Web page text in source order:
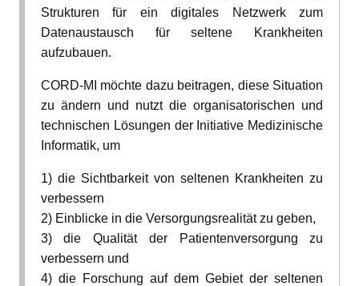
Strukturen für ein digitales Netzwerk zum
Datenaustausch für seltene Krankheiten
aufzubauen.
CORD-MI möchte dazu beitragen, diese Situation
zu ändern und nutzt die organisatorischen und
technischen Lösungen der Initiative Medizinische
Informatik, um
1) die Sichtbarkeit von seltenen Krankheiten zu
verbessern
2) Einblicke in die Versorgungsrealität zu geben,
3) die Qualität der Patientenversorgung zu
verbessern und
4) die Forschung auf dem Gebiet der seltenen